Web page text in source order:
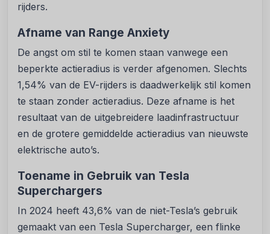
rijders.
Afname van Range Anxiety
De angst om stil te komen staan vanwege een
beperkte actieradius is verder afgenomen. Slechts
1,54% van de EV-rijders is daadwerkelijk stil komen
te staan zonder actieradius. Deze afname is het
resultaat van de uitgebreidere laadinfrastructuur
en de grotere gemiddelde actieradius van nieuwste
elektrische auto’s.
Toename in Gebruik van Tesla
Superchargers
In 2024 heeft 43,6% van de niet-Tesla’s gebruik
gemaakt van een Tesla Supercharger, een flinke